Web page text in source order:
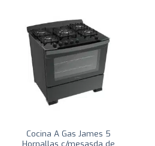
Cocina A Gas James 5